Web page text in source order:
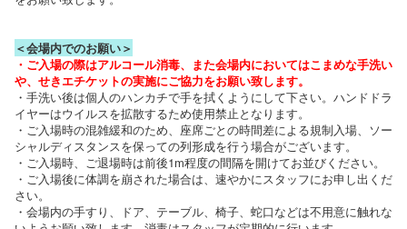
＜会場内でのお願い＞
・ご入場の際はアルコール消毒、また会場内においてはこまめな手洗い
や、せきエチケットの実施にご協力をお願い致します。
・手洗い後は個人のハンカチで手を拭くようにして下さい。ハンドドラ
イヤーはウイルスを拡散するため使用禁止となります。
・ご入場時の混雑緩和のため、座席ごとの時間差による規制入場、ソー
シャルディスタンスを保っての列形成を行う場合がございます。
・ご入場時、ご退場時は前後1m程度の間隔を開けてお並びください。
・ご入場後に体調を崩された場合は、速やかにスタッフにお申し出くだ
さい。
・会場内の手すり、ドア、テーブル、椅子、蛇口などは不用意に触れな